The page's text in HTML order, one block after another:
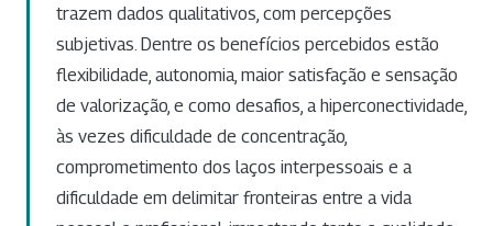
trazem dados qualitativos, com percepções
subjetivas. Dentre os benefícios percebidos estão
flexibilidade, autonomia, maior satisfação e sensação
de valorização, e como desafios, a hiperconectividade,
às vezes dificuldade de concentração,
comprometimento dos laços interpessoais e a
dificuldade em delimitar fronteiras entre a vida